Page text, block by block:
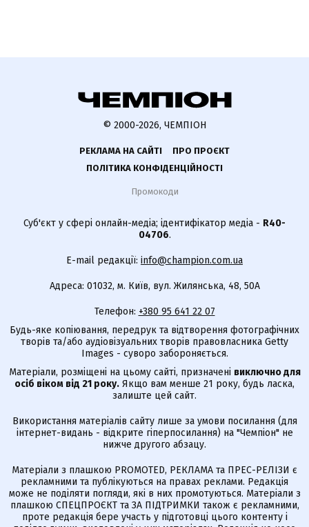
© 2000-2026, ЧЕМПІОН
РЕКЛАМА НА САЙТІ
ПРО ПРОЄКТ
ПОЛІТИКА КОНФІДЕНЦІЙНОСТІ
Промокоди
Суб'єкт у сфері онлайн-медіа; ідентифікатор медіа - R40-
04706.
E-mail редакції: info@champion.com.ua
Адреса: 01032, м. Київ, вул. Жилянська, 48, 50А
Телефон: +380 95 641 22 07
Будь-яке копіювання, передрук та відтворення фотографічних
творів та/або аудіовізуальних творів правовласника Getty
Images - суворо забороняється.
Матеріали, розміщені на цьому сайті, призначені виключно для
осіб віком від 21 року. Якщо вам менше 21 року, будь ласка,
залиште цей сайт.
Використання матеріалів сайту лише за умови посилання (для
інтернет-видань - відкрите гіперпосилання) на "Чемпіон" не
нижче другого абзацу.
Матеріали з плашкою PROMOTED, РЕКЛАМА та ПРЕС-РЕЛІЗИ є
рекламними та публікуються на правах реклами. Редакція
може не поділяти погляди, які в них промотуються. Матеріали з
плашкою СПЕЦПРОЄКТ та ЗА ПІДТРИМКИ також є рекламними,
проте редакція бере участь у підготовці цього контенту і